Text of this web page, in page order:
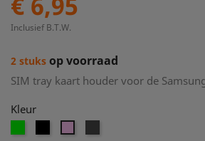
Inclusief B.T.W.
2 stuks op voorraad
SIM tray kaart houder voor de
Kleur